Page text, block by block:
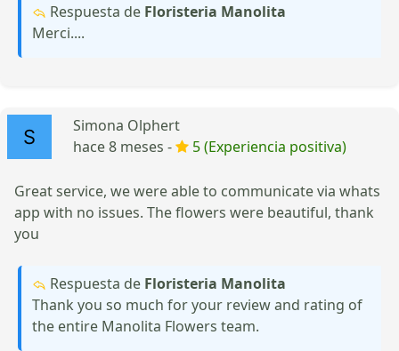
Respuesta de Floristeria Manolita
Merci....
Simona Olphert
hace 8 meses -
5 (Experiencia positiva)
Great service, we were able to communicate via whats
app with no issues. The flowers were beautiful, thank
you
Respuesta de Floristeria Manolita
Thank you so much for your review and rating of
the entire Manolita Flowers team.